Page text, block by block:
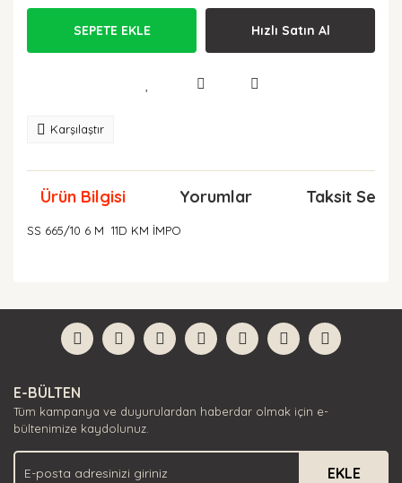
SEPETE EKLE Hızlı Satın Al
Karşılaştır
Ürün Bilgisi Yorumlar Taksit
SS 665/10 6 M 11D KM İMPO
Yorum Yaz
formunu kullanarak tarafımıza iletebilirsiniz.
Görüş ve önerileriniz için teşekkür ederiz.
Ürün açıklamasında eksik bilgiler bulunuyor.
Ürün bilgilerinde hatalar bulunuyor.
Ürün fiyatı diğer sitelerden daha pahalı.
Bu ürüne benzer farklı alternatifler olmalı.
E-BÜLTEN
Tüm kampanya ve duyurulardan haberdar olmak için e-
bültenimize kaydolunuz.
EKLE